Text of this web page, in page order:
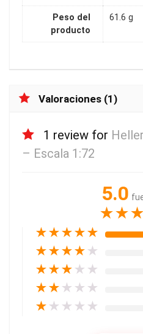
Peso del
producto
61.6 g
Valoraciones (1)
1 review for
– Escala 1:72
5.0
★★★
★★★★★
★★★★ ★
★★★ ★ ★
★★ ★ ★ ★
★ ★ ★ ★ ★